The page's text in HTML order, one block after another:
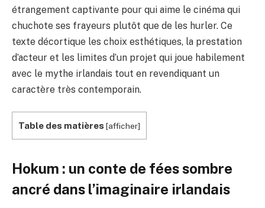
étrangement captivante pour qui aime le cinéma qui
chuchote ses frayeurs plutôt que de les hurler. Ce
texte décortique les choix esthétiques, la prestation
d’acteur et les limites d’un projet qui joue habilement
avec le mythe irlandais tout en revendiquant un
caractère très contemporain.
Table des matières [afficher]
Hokum : un conte de fées sombre
ancré dans l’imaginaire irlandais